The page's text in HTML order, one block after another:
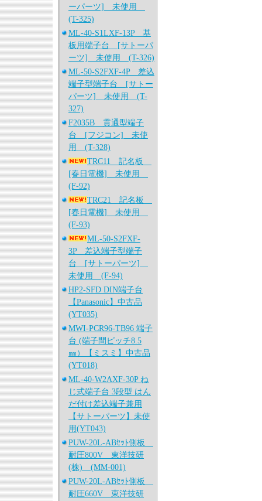
ーパーツ] 未使用
(T-325)
ML-40-S1LXF-13P 基
板用端子台 [サトーパ
ーツ] 未使用 (T-326)
ML-50-S2FXF-4P 差込
端子型端子台 [サトー
パーツ] 未使用 (T-
327)
F2035B 貫通型端子
台 [フジコン] 未使
用 (T-328)
TRC11 記名板
[春日電機] 未使用
(F-92)
TRC21 記名板
[春日電機] 未使用
(F-93)
ML-50-S2FXF-
3P 差込端子型端子
台 [サトーパーツ]
未使用 (F-94)
HP2-SFD DIN端子台
【Panasonic】中古品
(YT035)
MWI-PCR96-TB96 端子
台 (端子間ピッチ8.5
㎜）【ミスミ】中古品
(YT018)
ML-40-W2AXF-30P ね
じ式端子台 3段型 はん
だ付け差込端子兼用
【サトーパーツ】未使
用(YT043)
PUW-20L-ABｾｯﾄ側板
耐圧800V 東洋技研
(株) (MM-001)
PUW-20L-ABｾｯﾄ側板
耐圧660V 東洋技研